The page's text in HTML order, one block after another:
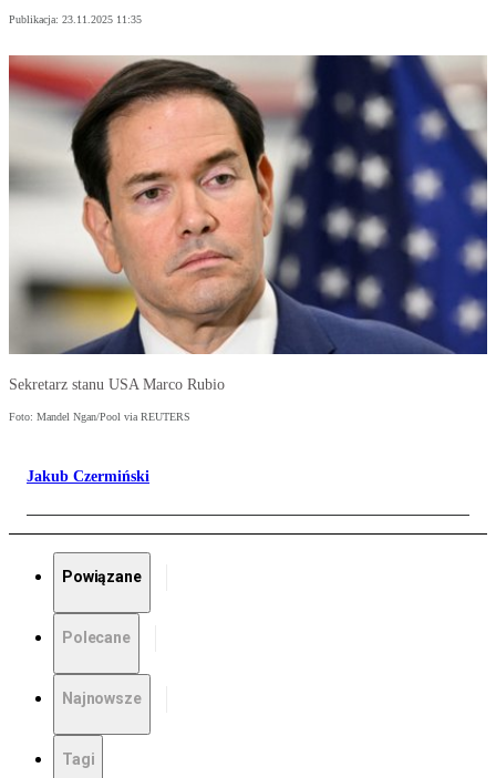
Publikacja: 23.11.2025 11:35
Sekretarz stanu USA Marco Rubio
Foto: Mandel Ngan/Pool via REUTERS
Jakub Czermiński
Powiązane
Polecane
Najnowsze
Tagi